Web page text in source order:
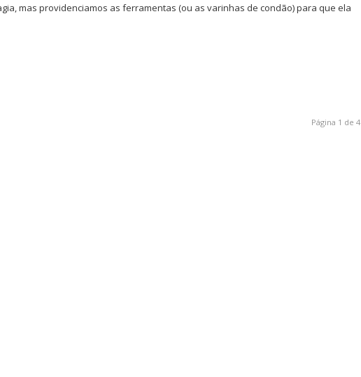
mas providenciamos as ferramentas (ou as varinhas de condão) para que ela
Página 1 de 4